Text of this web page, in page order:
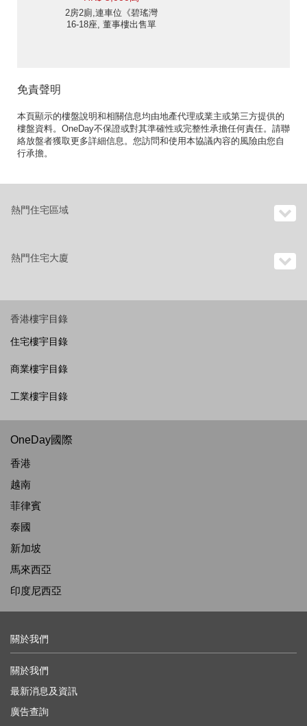
2房2廁,連車位《碧瑤灣
16-18座, 董事樓出售單
免責聲明
本頁顯示的樓盤說明和相關信息均由地產代理或業主或第三方提供的
樓盤資料。OneDay不保證或對其準確性或完整性承擔任何責任。請聯
絡放盤者獲取更多詳細信息。您訪問和使用本協議內容的風險由您自
行承擔。
熱門住宅區域
熱門住宅大廈
香港樓宇目錄
住宅樓宇目錄
商業樓宇目錄
工業樓宇目錄
OneDay國際
香港
越南
菲律賓
泰國
新加坡
馬來西亞
印度尼西亞
關於我們
關於我們
最新消息及資訊
廣告查詢